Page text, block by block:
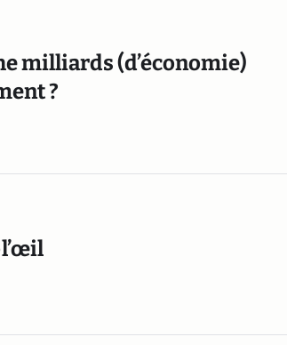
milliards (d’économie)
?